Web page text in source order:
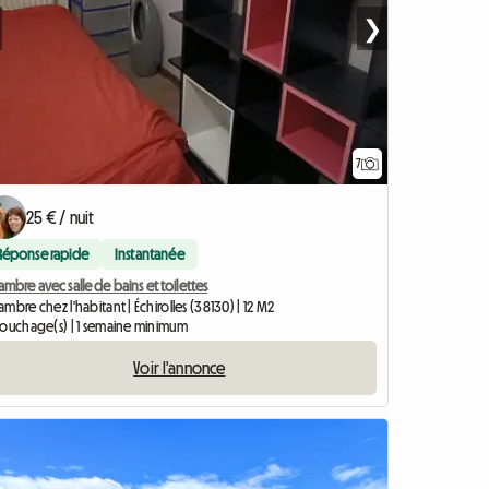
7
❯
25 € / nuit
rapide Instantanée
avec salle de bains et toilettes
chez l'habitant | Échirolles (38130) | 12 M2
| 1 semaine minimum
Voir l'annonce